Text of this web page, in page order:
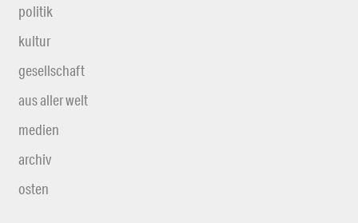
politik
kultur
gesellschaft
aus aller welt
medien
archiv
osten